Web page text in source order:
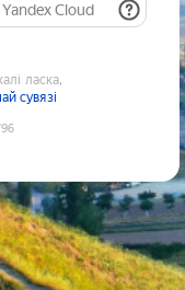
Cloud
ласка,
сувязі